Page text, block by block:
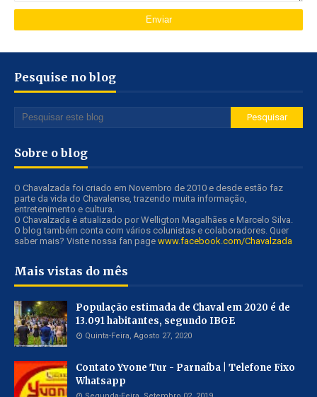
Pesquise no blog
Sobre o blog
O Chavalzada foi criado em Novembro de 2010 e desde estão faz
parte da vida do Chavalense, trazendo muita informação,
entretenimento e cultura.
O Chavalzada é atualizado por Welligton Magalhães e Marcelo Silva.
O blog também conta com vários colunistas e colaboradores. Quer
saber mais? Visite nossa fan page www.facebook.com/Chavalzada
Mais vistas do mês
População estimada de Chaval em 2020 é de
13.091 habitantes, segundo IBGE
Quinta-Feira, Agosto 27, 2020
Contato Yvone Tur - Parnaíba | Telefone Fixo
Whatsapp